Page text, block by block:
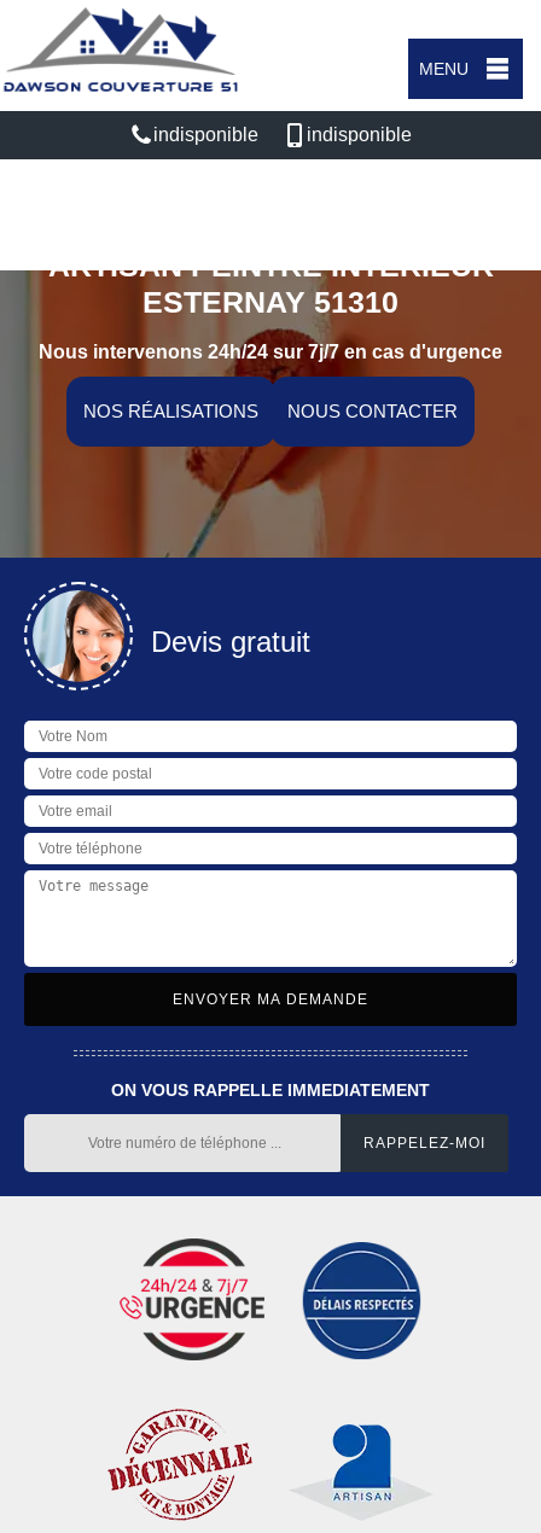
MENU
indisponible indisponible
ARTISAN PEINTRE INTÉRIEUR
ESTERNAY 51310
Nous intervenons 24h/24 sur 7j/7 en cas d'urgence
NOS RÉALISATIONS NOUS CONTACTER
Devis gratuit
ON VOUS RAPPELLE IMMEDIATEMENT